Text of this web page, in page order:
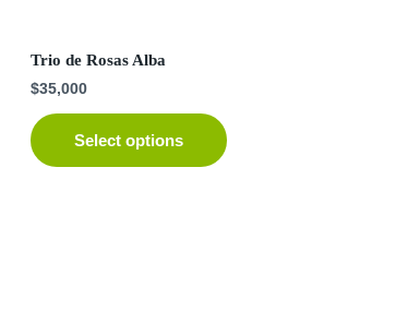
Trio de Rosas Alba
$35,000
Select options